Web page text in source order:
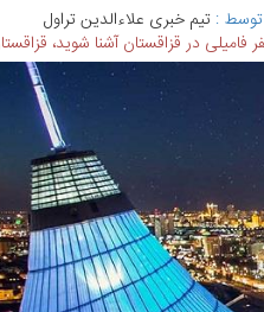
: تیم خبری علاءالدین تراول
در قزاقستان آشنا شوید،